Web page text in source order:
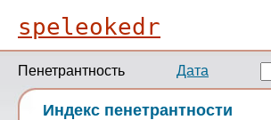
speleokedr
Пенетрантность Дата
Индекс пенетрантности